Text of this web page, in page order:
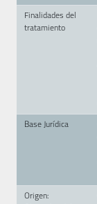
Finalidades del
tratamiento
Base Jurídica
Origen: